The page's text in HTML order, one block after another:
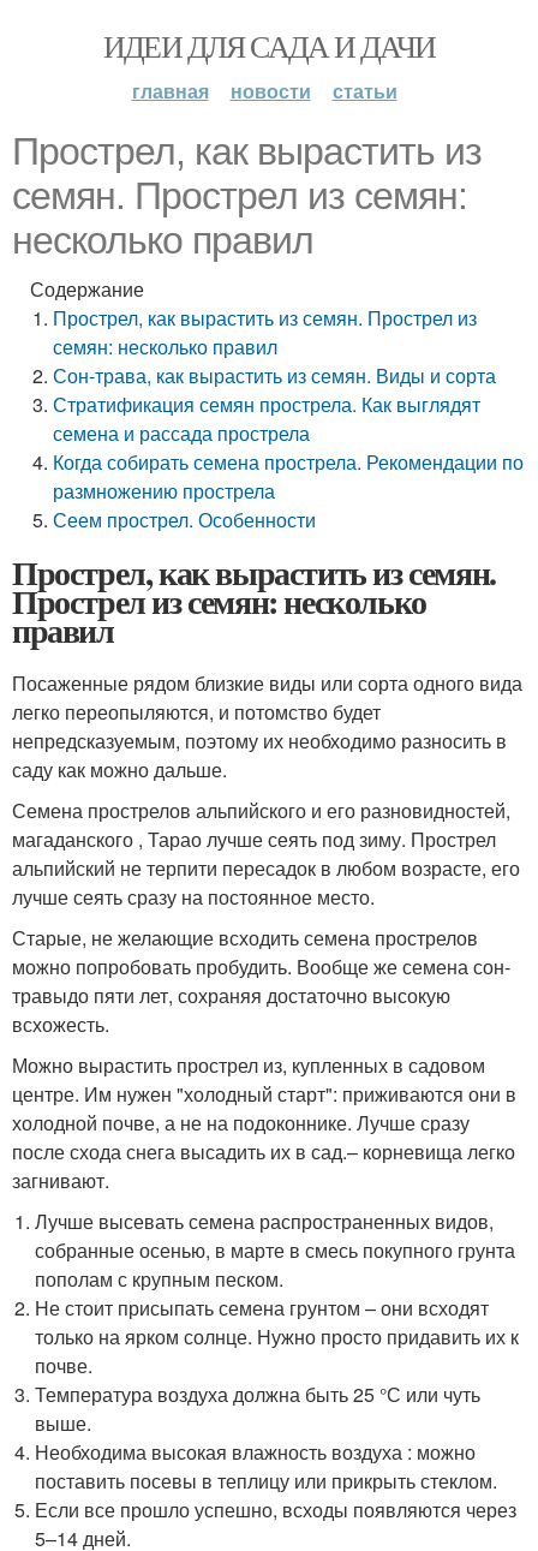
ИДЕИ ДЛЯ САДА И ДАЧИ
главная новости статьи
Прострел, как вырастить из
семян. Прострел из семян:
несколько правил
Содержание
Прострел, как вырастить из семян. Прострел из
семян: несколько правил
Сон-трава, как вырастить из семян. Виды и сорта
Стратификация семян прострела. Как выглядят
семена и рассада прострела
Когда собирать семена прострела. Рекомендации по
размножению прострела
Сеем прострел. Особенности
Прострел, как вырастить из семян.
Прострел из семян: несколько
правил
Посаженные рядом близкие виды или сорта одного вида
легко переопыляются, и потомство будет
непредсказуемым, поэтому их необходимо разносить в
саду как можно дальше.
Семена прострелов альпийского и его разновидностей,
магаданского , Тарао лучше сеять под зиму. Прострел
альпийский не терпити пересадок в любом возрасте, его
лучше сеять сразу на постоянное место.
Старые, не желающие всходить семена прострелов
можно попробовать пробудить. Вообще же семена сон-
травыдо пяти лет, сохраняя достаточно высокую
всхожесть.
Можно вырастить прострел из, купленных в садовом
центре. Им нужен "холодный старт": приживаются они в
холодной почве, а не на подоконнике. Лучше сразу
после схода снега высадить их в сад.– корневища легко
загнивают.
Лучше высевать семена распространенных видов,
собранные осенью, в марте в смесь покупного грунта
пополам с крупным песком.
Не стоит присыпать семена грунтом – они всходят
только на ярком солнце. Нужно просто придавить их к
почве.
Температура воздуха должна быть 25 °С или чуть
выше.
Необходима высокая влажность воздуха : можно
поставить посевы в теплицу или прикрыть стеклом.
Если все прошло успешно, всходы появляются через
5–14 дней.